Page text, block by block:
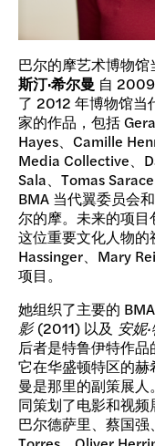
巴尔的摩艺术博物馆
斯汀·希尔曼 自
了 2012 年博物馆当
家的作品，包括
Hayes、Camille
Media Collective、
Sala、Tomas
BMA 当代翼委员会
尔的摩。未来的项目
这位重要文化人物
Hassinger、Mary
项目。
她组织了主要的
影(2011) 以及 安妮
后者是特鲁伊特作品
它在华盛顿特区的
曼是那里的副策展
同策划了电影和视频
巴尔德萨里、蔡国